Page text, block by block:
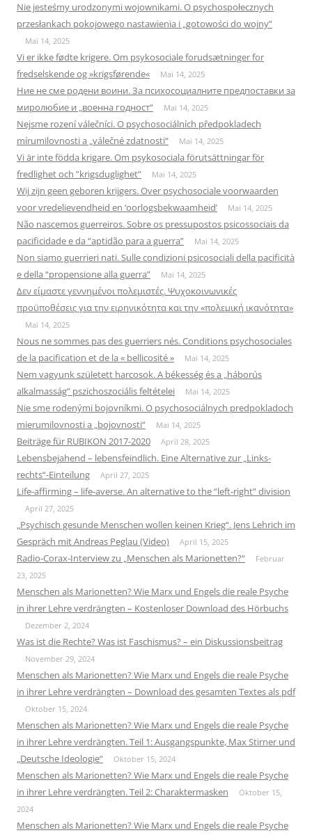
Nie jesteśmy urodzonymi wojownikami. O psychospołecznych
przesłankach pokojowego nastawienia i „gotowości do wojny”
Mai 14, 2025
Vi er ikke fødte krigere. Om psykosociale forudsætninger for
fredselskende og »krigsførende«
Mai 14, 2025
Ние не сме родени воини. За психосоциалните предпоставки за
миролюбие и „военна годност“
Mai 14, 2025
Nejsme rození válečníci. O psychosociálních předpokladech
mírumilovnosti a „válečné zdatnosti“
Mai 14, 2025
Vi är inte födda krigare. Om psykosociala förutsättningar för
fredlighet och ”krigsduglighet”
Mai 14, 2025
Wij zijn geen geboren krijgers. Over psychosociale voorwaarden
voor vredelievendheid en ‘oorlogsbekwaamheid’
Mai 14, 2025
Não nascemos guerreiros. Sobre os pressupostos psicossociais da
pacificidade e da “aptidão para a guerra”
Mai 14, 2025
Non siamo guerrieri nati. Sulle condizioni psicosociali della pacificità
e della “propensione alla guerra”
Mai 14, 2025
Δεν είμαστε γεννημένοι πολεμιστές. Ψυχοκοινωνικές
προϋποθέσεις για την ειρηνικότητα και την «πολεμική ικανότητα»
Mai 14, 2025
Nous ne sommes pas des guerriers nés. Conditions psychosociales
de la pacification et de la « bellicosité »
Mai 14, 2025
Nem vagyunk született harcosok. A békesség és a „háborús
alkalmasság” pszichoszociális feltételei
Mai 14, 2025
Nie sme rodenými bojovníkmi. O psychosociálnych predpokladoch
mierumilovnosti a „bojovnosti“
Mai 14, 2025
Beiträge für RUBIKON 2017-2020 April 28, 2025
Lebensbejahend – lebensfeindlich. Eine Alternative zur „Links-
rechts“-Einteilung
April 27, 2025
Life-affirming – life-averse. An alternative to the “left-right” division
April 27, 2025
„Psychisch gesunde Menschen wollen keinen Krieg“. Jens Lehrich im
Gespräch mit Andreas Peglau (Video)
April 15, 2025
Radio-Corax-Interview zu „Menschen als Marionetten?“
Februar
23, 2025
Menschen als Marionetten? Wie Marx und Engels die reale Psyche
in ihrer Lehre verdrängten – Kostenloser Download des Hörbuchs
Dezember 2, 2024
Was ist die Rechte? Was ist Faschismus? – ein Diskussionsbeitrag
November 29, 2024
Menschen als Marionetten? Wie Marx und Engels die reale Psyche
in ihrer Lehre verdrängten – Download des gesamten Textes als pdf
Oktober 15, 2024
Menschen als Marionetten? Wie Marx und Engels die reale Psyche
in ihrer Lehre verdrängten. Teil 1: Ausgangspunkte, Max Stirner und
„Deutsche Ideologie“
Oktober 15, 2024
Menschen als Marionetten? Wie Marx und Engels die reale Psyche
in ihrer Lehre verdrängten. Teil 2: Charaktermasken
Oktober 15,
2024
Menschen als Marionetten? Wie Marx und Engels die reale Psyche